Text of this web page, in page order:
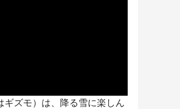
ズモ）は、降る雪に楽しん